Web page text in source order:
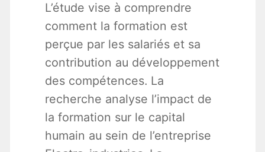
L’étude vise à comprendre
comment la formation est
perçue par les salariés et sa
contribution au développement
des compétences. La
recherche analyse l’impact de
la formation sur le capital
humain au sein de l’entreprise